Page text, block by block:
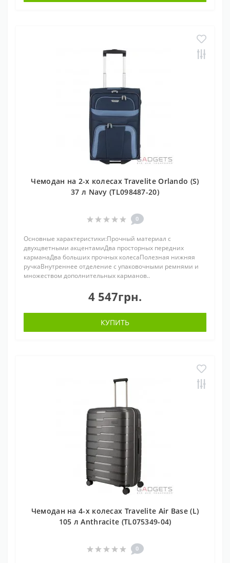
Чемодан на 2-х колесах Travelite Orlando (S)
37 л Navy (TL098487-20)
0
Основные характеристики:Прочный материал с
двухцветными акцентамиДва просторных передних
карманаДва больших прочных колесаПолезная нижняя
ручкаВнутреннее отделение с упаковочными ремнями и
множеством дополнительных карманов..
4 547грн.
КУПИТЬ
Чемодан на 4-х колесах Travelite Air Base (L)
105 л Anthracite (TL075349-04)
0